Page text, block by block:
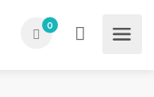
0